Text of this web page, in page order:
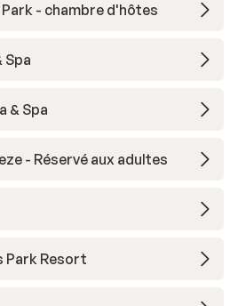
- chambre d'hôtes
Spa
& Spa
- Réservé aux adultes
Park Resort